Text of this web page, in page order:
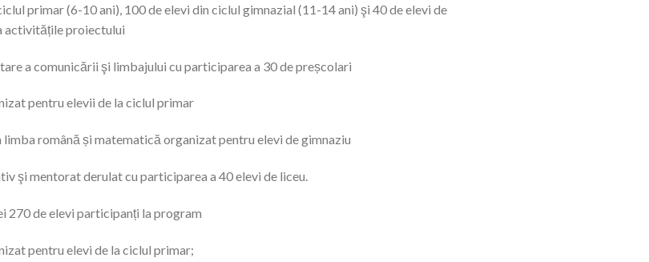
primar (6-10 ani), 100 de elevi din ciclul gimnazial (11-14 ani) şi 40 de elevi de
activitățile proiectului
a comunicării şi limbajului cu participarea a 30 de preșcolari
pentru elevii de la ciclul primar
limba română și matematică organizat pentru elevi de gimnaziu
şi mentorat derulat cu participarea a 40 elevi de liceu.
270 de elevi participanți la program
pentru elevi de la ciclul primar;